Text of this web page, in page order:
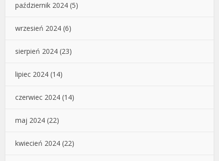
październik 2024 (5)
wrzesień 2024 (6)
sierpień 2024 (23)
lipiec 2024 (14)
czerwiec 2024 (14)
maj 2024 (22)
kwiecień 2024 (22)